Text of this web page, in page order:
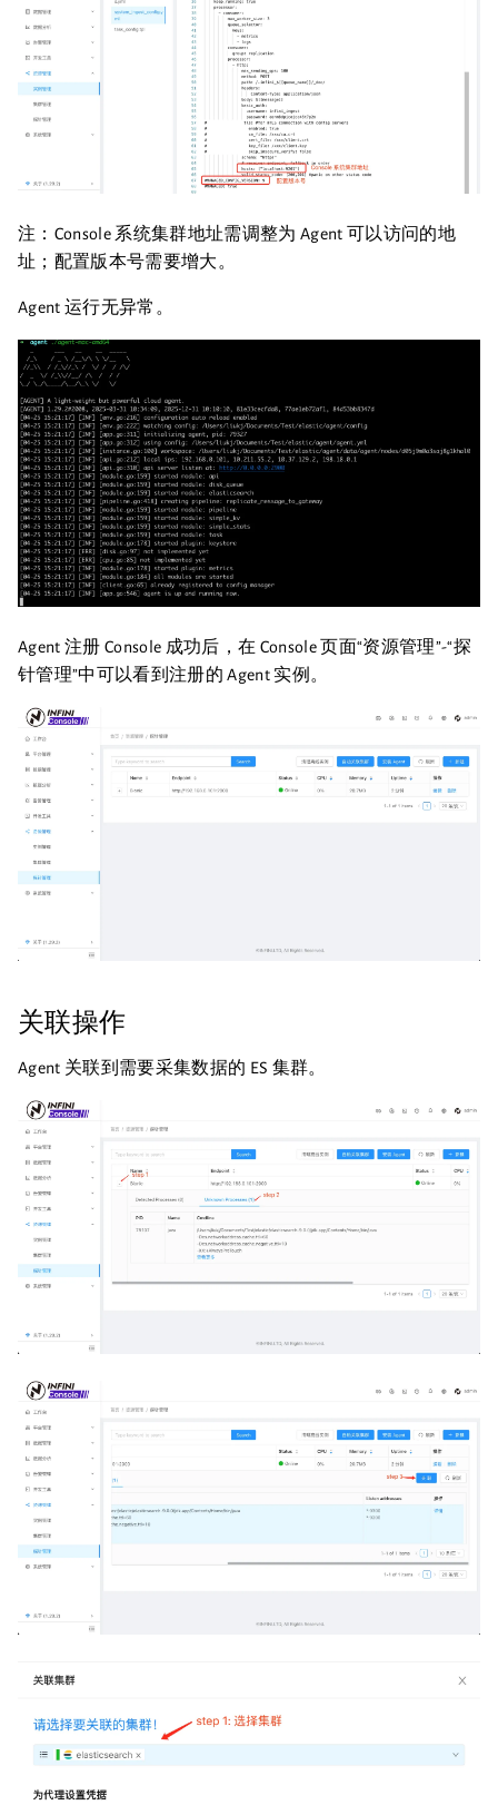
注：Console 系统集群地址需调整为 Agent 可以访问的地
址；配置版本号需要增大。
Agent 运行无异常。
Agent 注册 Console 成功后，在 Console 页面“资源管理”-“探
针管理”中可以看到注册的 Agent 实例。
关联操作
Agent 关联到需要采集数据的 ES 集群。